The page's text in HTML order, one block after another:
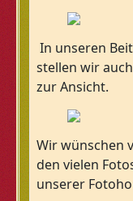
In unseren
stellen wir
zur Ansicht.
Wir wünschen
den vielen
unserer